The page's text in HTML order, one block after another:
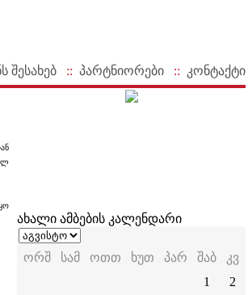
შესახებ :: პარტნიორები :: კონტაქტი
ახალი ამბების კალენდარი
ორშ სამ ოთთ ხუთ პარ შაბ
კვ
1
2